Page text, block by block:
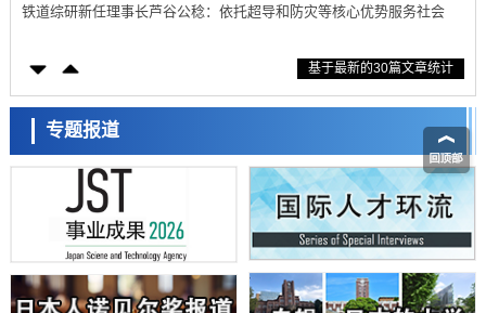
铁道综研新任理事长芦谷公稔：依托超导和防灾等核心优势服务社会
东京大学通过叶绿体基因组编辑技术强化碳固定酶，成功提高光合作用
科学研究
藤田医科大学等成功鉴定出非结核分枝杆菌生存的必需基因，首次揭示
该基因的必要性因菌株而异
经济・社会
【AI法下篇】如何应对AI的不可控性——中央大学平野晋教授专访
科学研究
日本学术会议：为保持土壤健康应采取哪些措施？探讨土壤保护与强化
的具体对策
科学研究
大阪大学开发基于水氢键网络的温度预测新方法，AI从分子排列信息中
基于最新的30篇文章统计
专题报道